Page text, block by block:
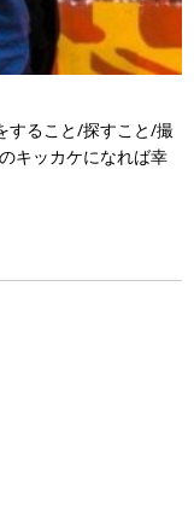
すること/探すこと/撮
キッカケになれば幸